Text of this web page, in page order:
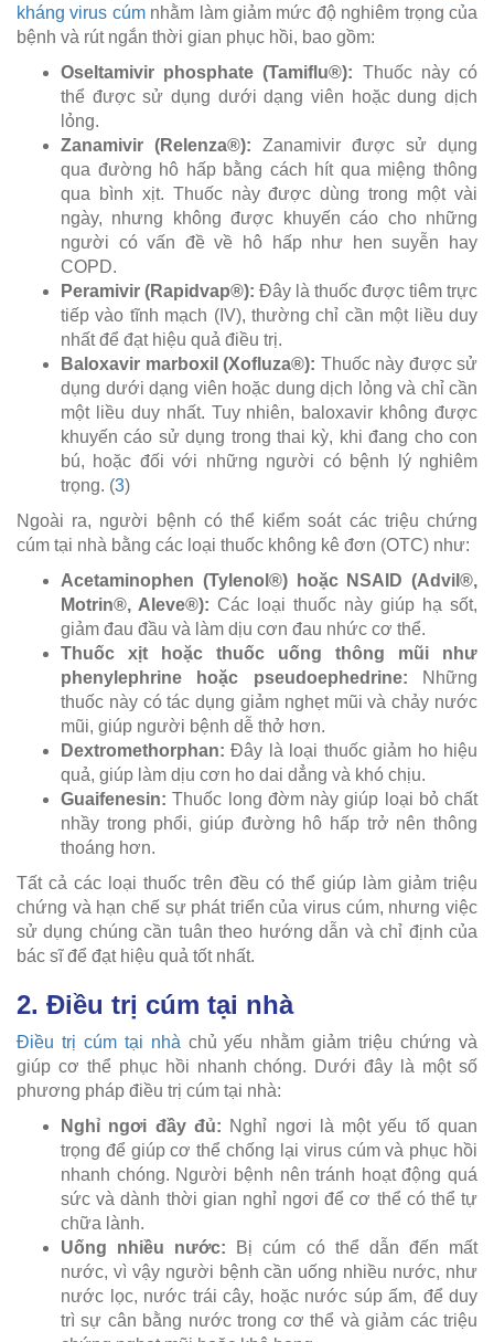
kháng virus cúmnhằm làm giảm mức độ nghiêm trọng của
bệnh và rút ngắn thời gian phục hồi, bao gồm:
Oseltamivir phosphate (Tamiflu®): Thuốc này có
thể được sử dụng dưới dạng viên hoặc dung dịch
lỏng.
Zanamivir (Relenza®): Zanamivir được sử dụng
qua đường hô hấp bằng cách hít qua miệng thông
qua bình xịt. Thuốc này được dùng trong một vài
ngày, nhưng không được khuyến cáo cho những
người có vấn đề về hô hấp như hen suyễn hay
COPD.
Peramivir (Rapidvap®): Đây là thuốc được tiêm trực
tiếp vào tĩnh mạch (IV), thường chỉ cần một liều duy
nhất để đạt hiệu quả điều trị.
Baloxavir marboxil (Xofluza®): Thuốc này được sử
dụng dưới dạng viên hoặc dung dịch lỏng và chỉ cần
một liều duy nhất. Tuy nhiên, baloxavir không được
khuyến cáo sử dụng trong thai kỳ, khi đang cho con
bú, hoặc đối với những người có bệnh lý nghiêm
trọng. (3)
Ngoài ra, người bệnh có thể kiểm soát các triệu chứng
cúm tại nhà bằng các loại thuốc không kê đơn (OTC) như:
Acetaminophen (Tylenol®) hoặc NSAID (Advil®,
Motrin®, Aleve®): Các loại thuốc này giúp hạ sốt,
giảm đau đầu và làm dịu cơn đau nhức cơ thể.
Thuốc xịt hoặc thuốc uống thông mũi như
phenylephrine hoặc pseudoephedrine: Những
thuốc này có tác dụng giảm nghẹt mũi và chảy nước
mũi, giúp người bệnh dễ thở hơn.
Dextromethorphan: Đây là loại thuốc giảm ho hiệu
quả, giúp làm dịu cơn ho dai dẳng và khó chịu.
Guaifenesin: Thuốc long đờm này giúp loại bỏ chất
nhầy trong phổi, giúp đường hô hấp trở nên thông
thoáng hơn.
Tất cả các loại thuốc trên đều có thể giúp làm giảm triệu
chứng và hạn chế sự phát triển của virus cúm, nhưng việc
sử dụng chúng cần tuân theo hướng dẫn và chỉ định của
bác sĩ để đạt hiệu quả tốt nhất.
2. Điều trị cúm tại nhà
Điều trị cúm tại nhà chủ yếu nhằm giảm triệu chứng và
giúp cơ thể phục hồi nhanh chóng. Dưới đây là một số
phương pháp điều trị cúm tại nhà:
Nghỉ ngơi đầy đủ: Nghỉ ngơi là một yếu tố quan
trọng để giúp cơ thể chống lại virus cúm và phục hồi
nhanh chóng. Người bệnh nên tránh hoạt động quá
sức và dành thời gian nghỉ ngơi để cơ thể có thể tự
chữa lành.
Uống nhiều nước: Bị cúm có thể dẫn đến mất
nước, vì vậy người bệnh cần uống nhiều nước, như
nước lọc, nước trái cây, hoặc nước súp ấm, để duy
trì sự cân bằng nước trong cơ thể và giảm các triệu